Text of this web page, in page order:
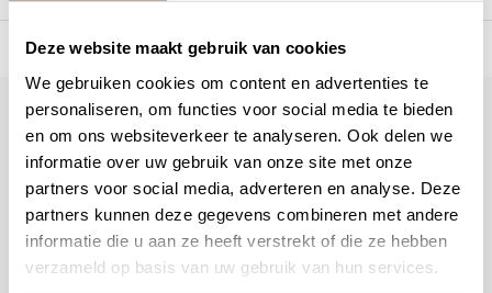
Deze website maakt gebruik van cookies
We gebruiken cookies om content en advertenties te
personaliseren, om functies voor social media te bieden
en om ons websiteverkeer te analyseren. Ook delen we
informatie over uw gebruik van onze site met onze
partners voor social media, adverteren en analyse. Deze
partners kunnen deze gegevens combineren met andere
informatie die u aan ze heeft verstrekt of die ze hebben
verzameld op basis van uw gebruik van hun services.
voor uw tweewieler Snelle levering
Klantenservice
Veelgestelde vragen
+31 78 780 2330
info@artsloten.nl